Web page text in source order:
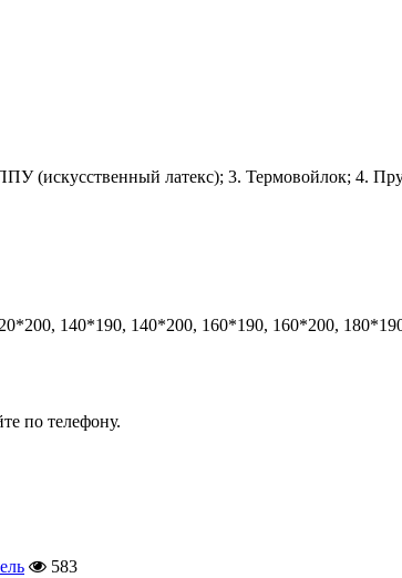
(искусственный латекс); 3. Термовойлок; 4.
140*190, 140*200, 160*190, 160*200,
по телефону.
583